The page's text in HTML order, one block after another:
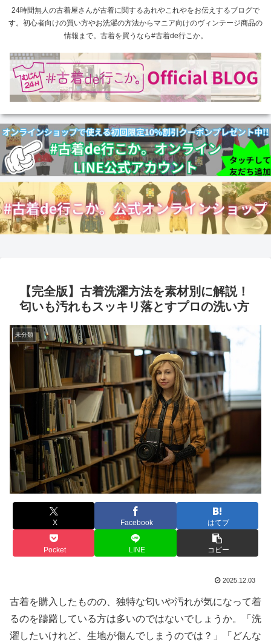
24時間無人の古着屋さんが古着に関するあれやこれやをお伝えするブログで
す。初心者向けの買い方やお洗濯の方法からマニア向けのヴィンテージ商品の
情報まで。古着を買うなら#古着de行こか。
【完全版】古着洗濯方法を素材別に解説！
匂いも汚れもスッキリ落とすプロの洗い方
未分類
X Facebook はてブ
Pocket LINE コピー
2025.12.03
古着を購入したものの、独特な匂いや汚れが気になって着
るのを躊躇している方は多いのではないでしょうか。「洗
濯したいけれど、生地が傷んでしまうのでは？」「どんな